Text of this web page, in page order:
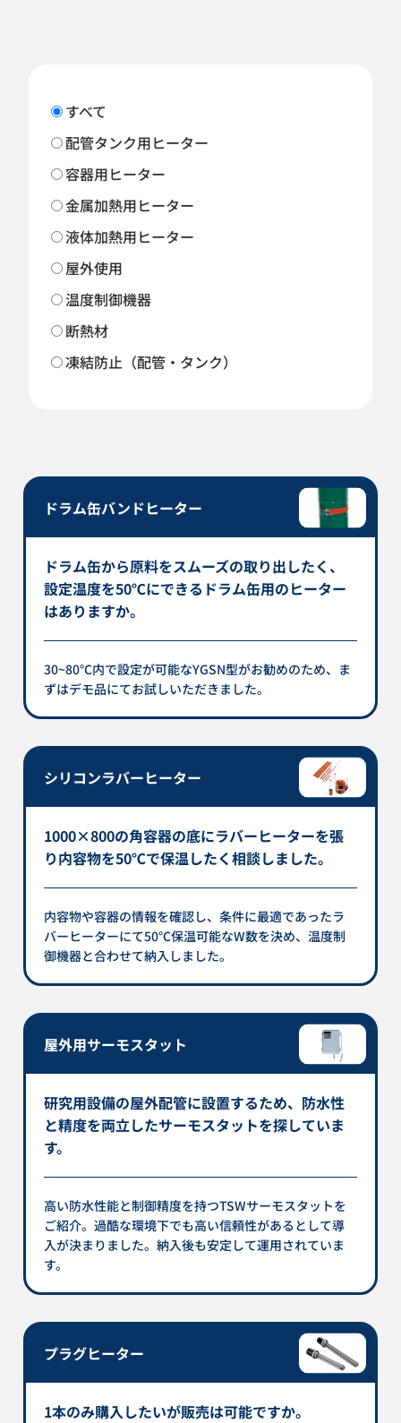
すべて
配管タンク用ヒーター
容器用ヒーター
金属加熱用ヒーター
液体加熱用ヒーター
屋外使用
温度制御機器
断熱材
凍結防止（配管・タンク）
ドラム缶バンドヒーター
ドラム缶から原料をスムーズの取り出したく、
設定温度を50℃にできるドラム缶用のヒーター
はありますか。
30~80℃内で設定が可能なYGSN型がお勧めのため、ま
ずはデモ品にてお試しいただきました。
シリコンラバーヒーター
1000×800の角容器の底にラバーヒーターを張
り内容物を50℃で保温したく相談しました。
内容物や容器の情報を確認し、条件に最適であったラ
バーヒーターにて50℃保温可能なW数を決め、温度制
御機器と合わせて納入しました。
屋外用サーモスタット
研究用設備の屋外配管に設置するため、防水性
と精度を両立したサーモスタットを探していま
す。
高い防水性能と制御精度を持つTSWサーモスタットを
ご紹介。過酷な環境下でも高い信頼性があるとして導
入が決まりました。納入後も安定して運用されていま
す。
プラグヒーター
1本のみ購入したいが販売は可能ですか。